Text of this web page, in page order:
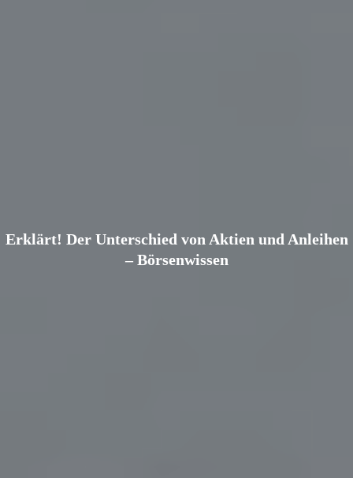
Erklärt! Der Unterschied von Aktien und Anleihen
– Börsenwissen